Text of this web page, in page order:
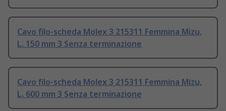
Cavo filo-scheda Molex 3 215311 Femmina Mizu,
L. 150 mm 3 Senza terminazione
Cavo filo-scheda Molex 3 215311 Femmina Mizu,
L. 600 mm 3 Senza terminazione